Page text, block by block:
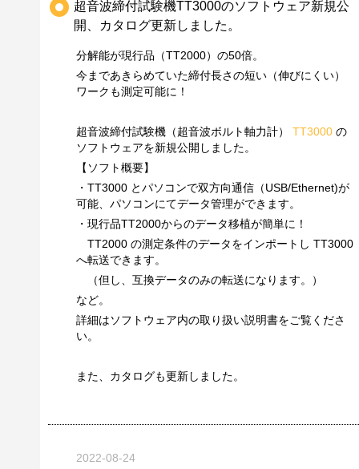
超音波締付試験機TT3000のソフトウェア新規公
開、カタログ更新しました。
分解能が現行品（TT2000）の50倍。
今まであきらめていた締付長さの短い（伸びにくい）
ワークも測定可能に！
超音波締付試験機（超音波ボルト軸力計） TT3000 の
ソフトウェアを新規公開しました。
【ソフト概要】
・TT3000 とパソコンで双方向通信（USB/Ethernet)が
可能、パソコンにてデータ管理ができます。
・現行品TT2000からのデータ移植が簡単に！
TT2000 の測定条件のデータをインポートし TT3000
へ転送できます。
（但し、互換データのみの転送になります。）
など。
詳細はソフトウェア内の取り扱い説明書をご覧くださ
い。
また、カタログも更新しました。
2022-08-24